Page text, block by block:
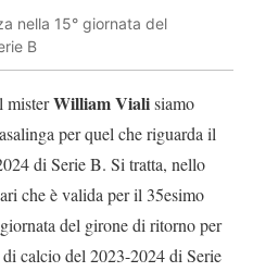
nella 15° giornata del
B
misterWilliam Vialisiamo
per quel che riguarda il
di Serie B. Si tratta, nello
che è valida per il 35esimo
del girone di ritorno per
calcio del 2023-2024 di Serie